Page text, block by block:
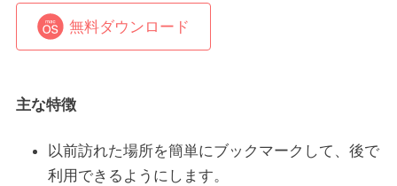
無料ダウンロード
主な特徴
以前訪れた場所を簡単にブックマークして、後で
利用できるようにします。